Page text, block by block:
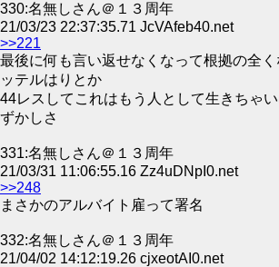
330:名無しさん＠１３周年
21/03/23 22:37:35.71 JcVAfeb40.net
>>221
最後に何も言い返せなくなって根拠の全
ッテルはりとか
44レスしてこれはもう人として生きちゃ
ずかしさ
331:名無しさん＠１３周年
21/03/31 11:06:55.16 Zz4uDNpI0.net
>>248
まさかのアルバイト雇って署名
332:名無しさん＠１３周年
21/04/02 14:12:19.26 cjxeotAI0.net